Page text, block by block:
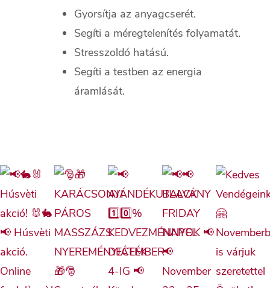
Gyorsítja az anyagcserét.
Segíti a méregtelenítés folyamatát.
Stresszoldó hatású.
Segíti a testben az energia
áramlását.